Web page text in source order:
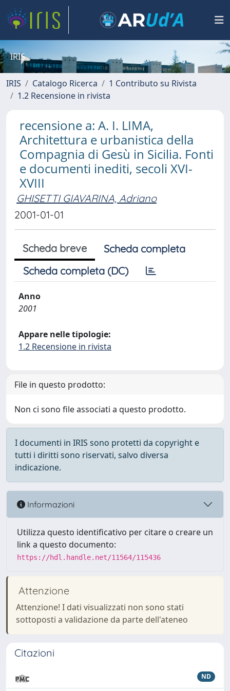
IRIS
IRIS Catalogo Ricerca
1 Contributo su Rivista
1.2 Recensione in rivista
recensione a: A. I. LIMA,
Architettura e urbanistica della
Compagnia di Gesù in Sicilia. Fonti
e documenti inediti, secoli XVI-
XVIII
GHISETTI GIAVARINA, Adriano
2001-01-01
Scheda breve
Scheda completa
Scheda completa (DC)
Anno
2001
Appare nelle tipologie:
1.2 Recensione in rivista
File in questo prodotto:
Non ci sono file associati a questo prodotto.
I documenti in IRIS sono protetti da copyright e
tutti i diritti sono riservati, salvo diversa
indicazione.
Informazioni
Utilizza questo identificativo per citare o creare un
link a questo documento:
https://hdl.handle.net/11564/115436
Attenzione
Attenzione! I dati visualizzati non sono stati
sottoposti a validazione da parte dell'ateneo
Citazioni
ND